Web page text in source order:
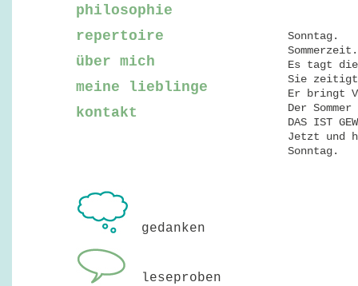
philosophie
repertoire
über mich
meine lieblinge
kontakt
gedanken
leseproben
Sonntag.
Sommerzeit.
Es tagt
Sie zeitigt
Er bringt
Der Sommer
DAS IST
Jetzt und
Sonntag.